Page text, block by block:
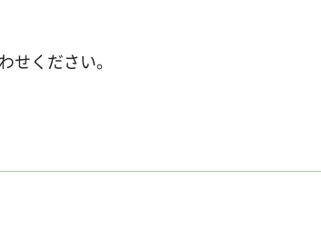
せください。